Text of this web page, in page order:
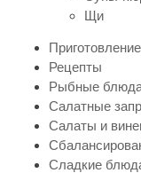
Щи
Рецепты
Рыбные
Салатные
Салаты и
Сладкие